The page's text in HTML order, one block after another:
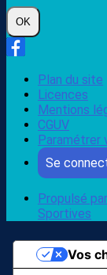
OK
Plan du site
Licences
Mentions
CGUV
Paramétrer
Se
Propulsé
Sportives
Vos